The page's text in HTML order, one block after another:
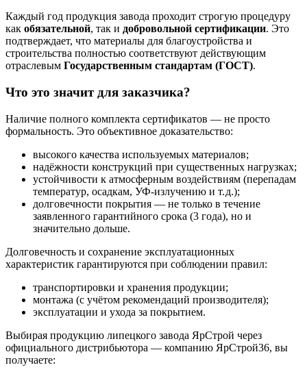
Каждый год продукция завода проходит строгую процедуру
как обязательной, так и добровольной сертификации. Это
подтверждает, что материалы для благоустройства и
строительства полностью соответствуют действующим
отраслевым Государственным стандартам (ГОСТ).
Что это значит для заказчика?
Наличие полного комплекта сертификатов — не просто
формальность. Это объективное доказательство:
высокого качества используемых материалов;
надёжности конструкций при существенных нагрузках;
устойчивости к атмосферным воздействиям (перепадам
температур, осадкам, УФ‑излучению и т. д.);
долговечности покрытия — не только в течение
заявленного гарантийного срока (3 года), но и
значительно дольше.
Долговечность и сохранение эксплуатационных
характеристик гарантируются при соблюдении правил:
транспортировки и хранения продукции;
монтажа (с учётом рекомендаций производителя);
эксплуатации и ухода за покрытием.
Выбирая продукцию липецкого завода ЯрСтрой через
официального дистрибьютора — компанию ЯрСтрой36, вы
получаете: